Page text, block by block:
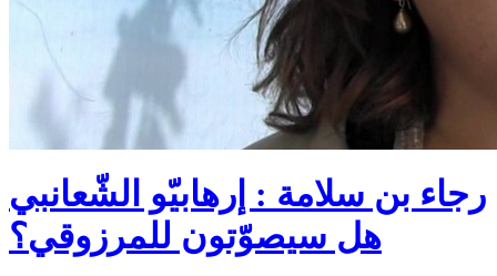
رجاء بن سلامة : إرهابيّو الشّعانبي
هل سيصوّتون للمرزوقي؟